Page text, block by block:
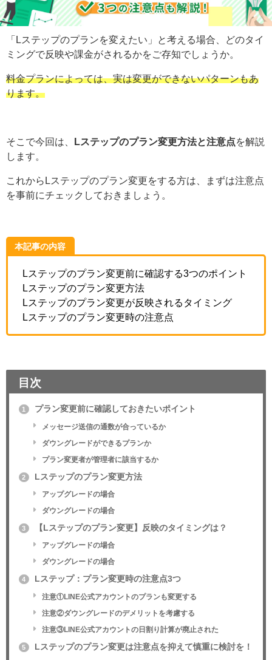
「Lステップのプランを変えたい」と考える場合、どのタイ
ミングで反映や課金がされるかをご存知でしょうか。
料金プランによっては、実は変更ができないパターンもあ
ります。
そこで今回は、 Lステップのプラン変更方法と注意点を解説
します。
これからLステップのプラン変更をする方は、まずは注意点
を事前にチェックしておきましょう。
本記事の内容
Lステップのプラン変更前に確認する3つのポイント
Lステップのプラン変更方法
Lステップのプラン変更が反映されるタイミング
Lステップのプラン変更時の注意点
目次
1 プラン変更前に確認しておきたいポイント
メッセージ送信の通数が合っているか
ダウングレードができるプランか
プラン変更者が管理者に該当するか
2 Lステップのプラン変更方法
アップグレードの場合
ダウングレードの場合
3 【Lステップのプラン変更】反映のタイミングは？
アップグレードの場合
ダウングレードの場合
4 Lステップ：プラン変更時の注意点3つ
注意①LINE公式アカウントのプランも変更する
注意②ダウングレードのデメリットを考慮する
注意③LINE公式アカウントの日割り計算が廃止された
5 Lステップのプラン変更は注意点を抑えて慎重に検討を！